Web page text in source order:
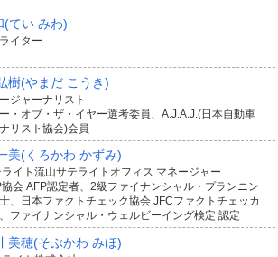
(てい みわ)
イター
樹(やまだ こうき)
ジャーナリスト
・オブ・ザ・イヤー選考委員、A.J.A.J.(日本自動車
リスト協会)会員
美(くろかわ かずみ)
ライト流山サテライトオフィス マネージャー
協会 AFP認定者、2級ファイナンシャル・プランニン
、日本ファクトチェック協会 JFCファクトチェッカ
ファイナンシャル・ウェルビーイング検定 認定
美穂(そぶかわ みほ)